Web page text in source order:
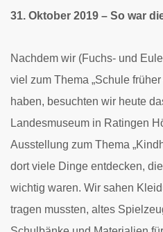
31. Oktober 2019 – So war
Nachdem wir (Fuchs- und
viel zum Thema „Schule
haben, besuchten wir heute
Landesmuseum in Ratingen
Ausstellung zum Thema
dort viele Dinge entdecken,
wichtig waren. Wir sahen
tragen mussten, altes